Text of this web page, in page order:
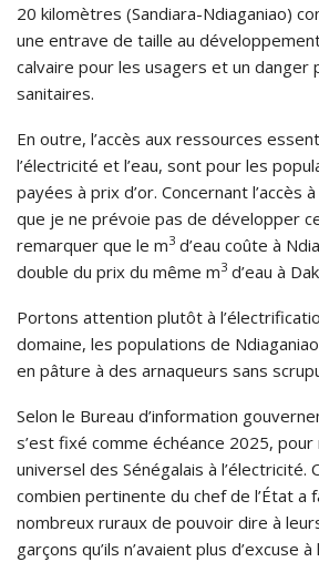
20 kilomètres (Sandiara-Ndiaganiao)
une entrave de taille au
calvaire pour les usagers et un danger
sanitaires.
En outre, l’accès aux ressources
l’électricité et l’eau, sont pour les
payées à prix d’or. Concernant l’accès
que je ne prévoie pas de développer
remarquer que le m3 d’eau coûte à
double du prix du même m3 d’eau à
Portons attention plutôt à
domaine, les populations de
en pâture à des arnaqueurs sans
Selon le Bureau d’information
s’est fixé comme échéance 2025, pour
universel des Sénégalais à l’électricité.
combien pertinente du chef de l’État a
nombreux ruraux de pouvoir dire à
garçons qu’ils n’avaient plus d’excuse à